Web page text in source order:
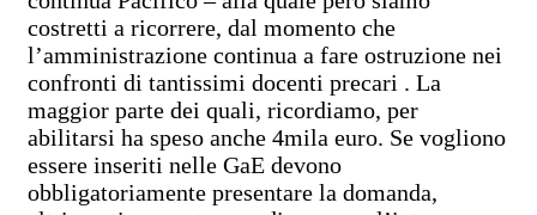
costretti a ricorrere, dal momento che
l’amministrazione continua a fare ostruzione nei
confronti di tantissimi docenti precari . La
maggior parte dei quali, ricordiamo, per
abilitarsi ha speso anche 4mila euro. Se vogliono
essere inseriti nelle GaE devono
obbligatoriamente presentare la domanda,